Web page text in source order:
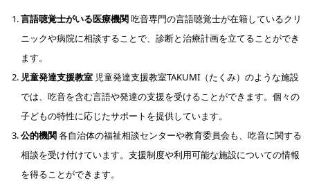
言語聴覚士がいる医療機関吃音専門の言語聴覚士が在籍しているクリ
ニックや病院に相談することで、診断と治療計画を立てることができ
ます。
児童発達支援教室児童発達支援教室TAKUMI（たくみ）のような施設
では、吃音を含む言語や発達の支援を受けることができます。個々の
子どもの特性に応じたサポートを提供しています。
公的機関各自治体の福祉相談センターや教育委員会も、吃音に関する
相談を受け付けています。支援制度や利用可能な施設についての情報
を得ることができます。